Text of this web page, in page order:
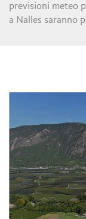
previsioni meteo
a Nalles saranno